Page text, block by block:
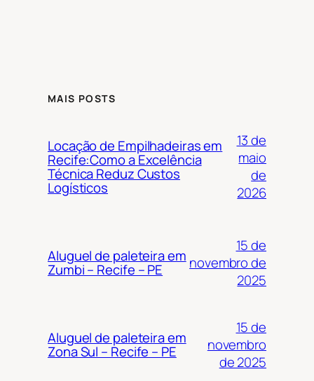
MAIS POSTS
Locação de Empilhadeiras em
Recife:Como a Excelência
Técnica Reduz Custos
Logísticos
13 de
maio
de
2026
Aluguel de paleteira em
Zumbi – Recife – PE
15 de
novembro de
2025
Aluguel de paleteira em
Zona Sul – Recife – PE
15 de
novembro
de 2025